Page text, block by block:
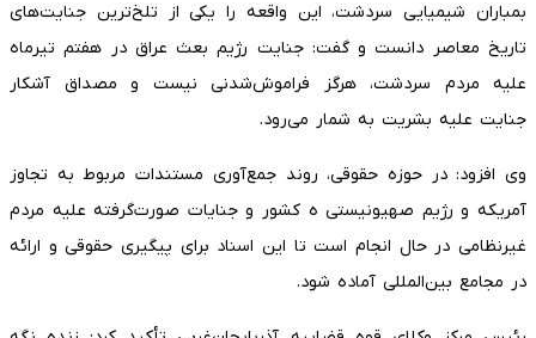
بمباران شیمیایی سردشت، این واقعه را یکی از تلخ‌ترین جنایت‌های
تاریخ معاصر دانست و گفت: جنایت رژیم بعث عراق در هفتم تیرماه
علیه مردم سردشت، هرگز فراموش‌شدنی نیست و مصداق آشکار
جنایت علیه بشریت به شمار می‌رود.
وی افزود: در حوزه حقوقی، روند جمع‌آوری مستندات مربوط به تجاوز
آمریکه و رژیم صهیونیستی ه کشور و جنایات صورت‌گرفته علیه مردم
غیرنظامی در حال انجام است تا این اسناد برای پیگیری حقوقی و ارائه
در مجامع بین‌المللی آماده شود.